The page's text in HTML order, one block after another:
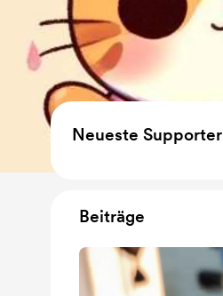
Neueste Supporter
Beiträge